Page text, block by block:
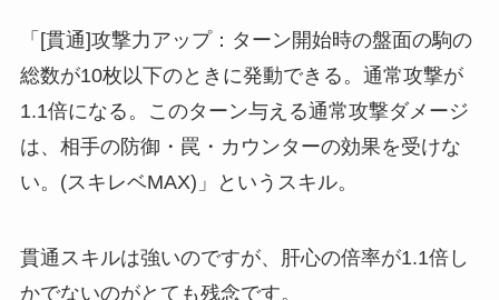
「[貫通]攻撃力アップ：ターン開始時の盤面の駒の
総数が10枚以下のときに発動できる。通常攻撃が
1.1倍になる。このターン与える通常攻撃ダメージ
は、相手の防御・罠・カウンターの効果を受けな
い。(スキレベMAX)」というスキル。
貫通スキルは強いのですが、肝心の倍率が1.1倍し
かでないのがとても残念です。